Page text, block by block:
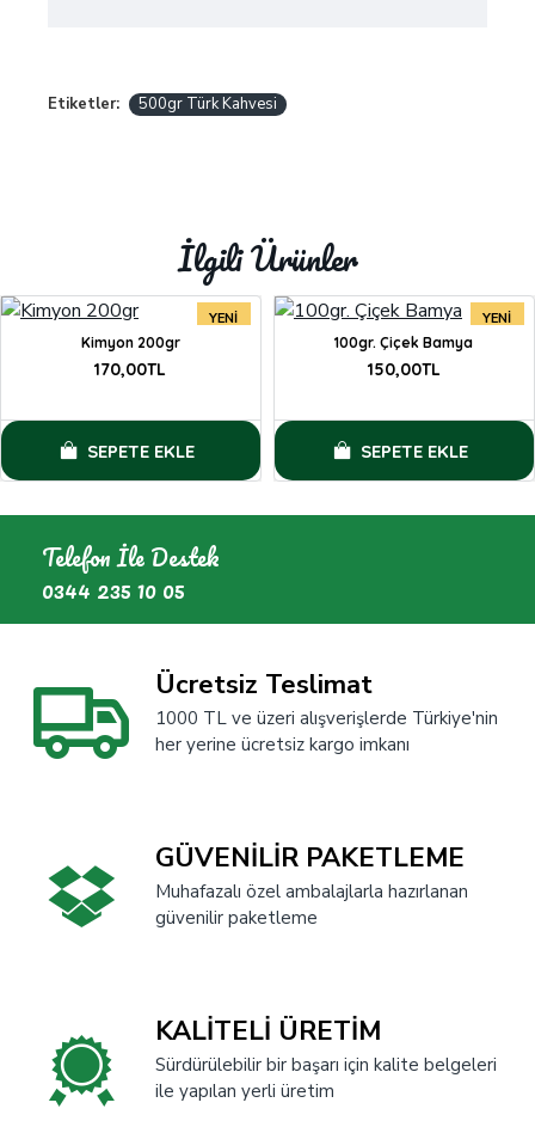
Etiketler: 500gr Türk Kahvesi
İlgili Ürünler
YENI
Kimyon 200gr
170,00TL
SEPETE EKLE
YENI
100gr. Çiçek Bamya
150,00TL
SEPETE EKLE
Telefon İle Destek
0344 235 10 05
Ücretsiz Teslimat
1000 TL ve üzeri alışverişlerde Türkiye'nin
her yerine ücretsiz kargo imkanı
GÜVENİLİR PAKETLEME
Muhafazalı özel ambalajlarla hazırlanan
güvenilir paketleme
KALİTELİ ÜRETİM
Sürdürülebilir bir başarı için kalite belgeleri
ile yapılan yerli üretim